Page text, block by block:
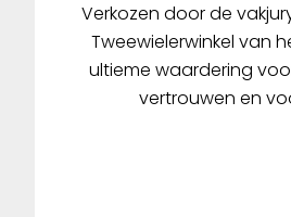
Verkozen door de
Tweewielerwinkel van
ultieme waardering
vertrouwen en